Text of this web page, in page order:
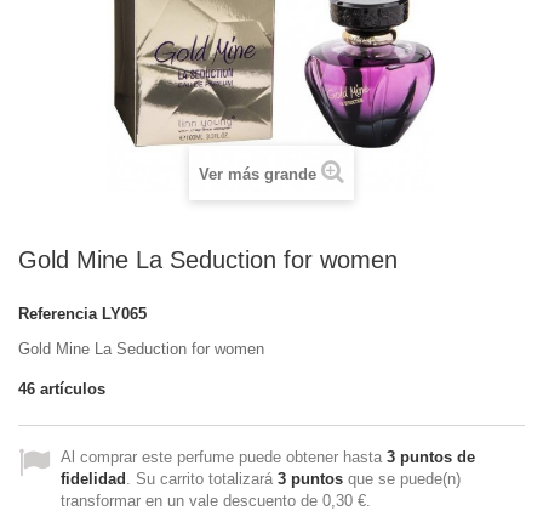
Ver más grande
Gold Mine La Seduction for women
Referencia LY065
Gold Mine La Seduction for women
46 artículos
Al comprar este perfume puede obtener hasta 3 puntos de
fidelidad . Su carrito totalizará 3 puntos que se puede(n)
transformar en un vale descuento de 0,30 €